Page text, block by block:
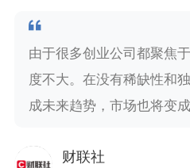
由于很多创业公司都聚焦
度不大。在没有稀缺性和
成未来趋势，市场也将变成
财联社